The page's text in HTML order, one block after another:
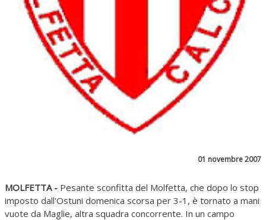
01 novembre 2007
MOLFETTA - Pesante sconfitta del Molfetta, che dopo lo stop
imposto dall'Ostuni domenica scorsa per 3-1, è tornato a mani
vuote da Maglie, altra squadra concorrente. In un campo